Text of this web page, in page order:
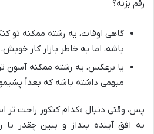
رقم بزنه؟
گاهی اوقات، یه رشته ممکنه تو
باشه، اما به خاطر بازار کار
یا برعکس، یه رشته ممکنه آسون
مبهمی داشته باشه که بعداً
پس، وقتی دنبال «کدام کنکور راحت
به افق آینده بنداز و ببین چقدر